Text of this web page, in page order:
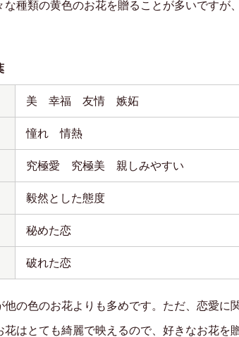
種類の黄色のお花を贈ることが多いですが
美 幸福 友情 嫉妬
憧れ 情熱
究極愛 究極美 親しみやすい
毅然とした態度
秘めた恋
破れた恋
の色のお花よりも多めです。ただ、恋愛に
はとても綺麗で映えるので、好きなお花を